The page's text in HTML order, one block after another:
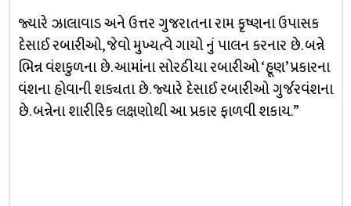
જ્યારે ઝાલાવાડ અને ઉત્તર ગુજરાતના રામ કૃષ્ણના ઉપાસક
દેસાઈ રબારીઓ, જેવો મુખ્યત્વે ગાયો નું પાલન કરનાર છે. બન્ને
ભિન્ન વંશકુળના છે. આમાંના સોરઠીયા રબારીઓ ‘હૂણ’ પ્રકારના
વંશના હોવાની શક્યતા છે. જ્યારે દેસાઈ રબારીઓ ગુર્જરવંશના
છે. બન્નેના શારીરિક લક્ષણોથી આ પ્રકાર ફાળવી શકાય.”